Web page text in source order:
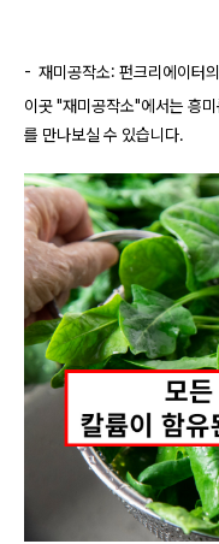
- 재미공작소: 펀크리에이터
이곳 "재미공작소"에서는 흥
를 만나보실 수 있습니다.